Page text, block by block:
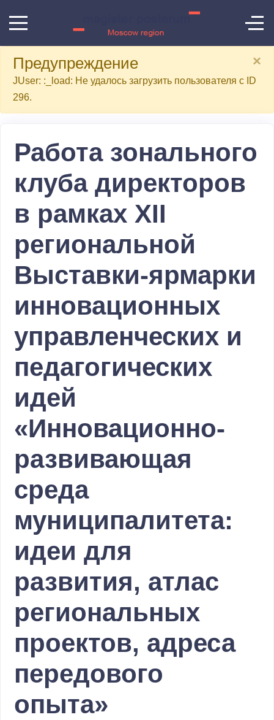
×
Предупреждение
JUser: :_load: Не удалось загрузить пользователя с ID
296.
Работа зонального
клуба директоров
в рамках XII
региональной
Выставки-ярмарки
инновационных
управленческих и
педагогических
идей
«Инновационно-
развивающая
среда
муниципалитета:
идеи для
развития, атлас
региональных
проектов, адреса
передового
опыта»